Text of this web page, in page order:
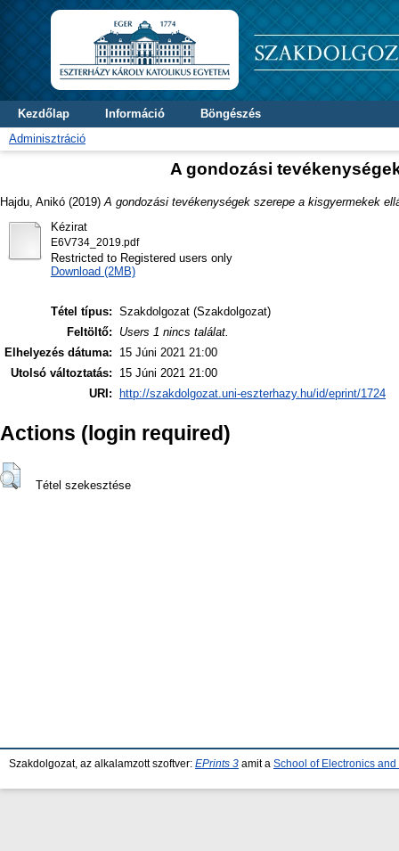
Kezdőlap Információ
Böngészés
Adminisztráció
A gondozási
Hajdu, Anikó (2019) A gondozási tevékenységek szerepe a kisgyermekek
Kézirat
E6V734_2019.pdf
Restricted to Registered users only
Download (2MB)
Tétel típus: Szakdolgozat (Szakdolgozat)
Feltöltő:
Users 1 nincs találat.
Elhelyezés dátuma:
15 Júni 2021 21:00
Utolsó változtatás:
15 Júni 2021 21:00
URI:
http://szakdolgozat.uni-eszterhazy.hu/id/eprint/1724
Actions (login required)
Tétel szekesztése
Szakdolgozat, az alkalamzott szoftver: EPrints 3 amit a School of Electronics